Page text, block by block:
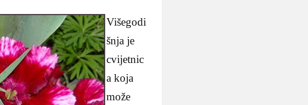
Višegodi
šnja je
cvijetnic
a koja
može